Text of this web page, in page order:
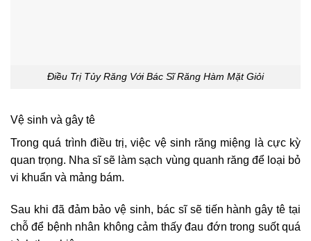
Điều Trị Tủy Răng Với Bác Sĩ Răng Hàm Mặt Giỏi
Vệ sinh và gây tê
Trong quá trình điều trị, việc vệ sinh răng miệng là cực kỳ
quan trọng. Nha sĩ sẽ làm sạch vùng quanh răng để loại bỏ
vi khuẩn và mảng bám.
Sau khi đã đảm bảo vệ sinh, bác sĩ sẽ tiến hành gây tê tại
chỗ để bệnh nhân không cảm thấy đau đớn trong suốt quá